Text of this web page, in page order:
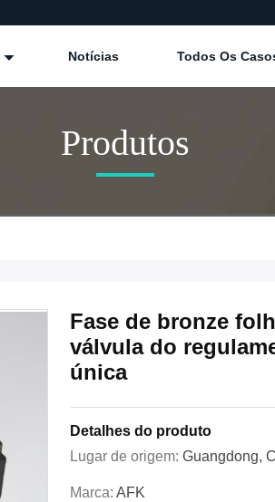
Notícias Todos Os
Produtos
Fase de bronze
válvula do
única
Detalhes do produto
Lugar de origem: Guangdong,
Marca: AFK